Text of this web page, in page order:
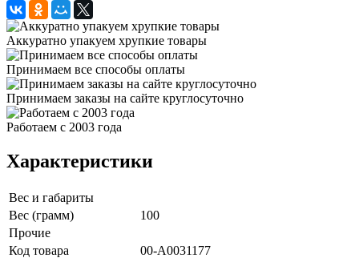
Аккуратно упакуем хрупкие товары
Принимаем все способы оплаты
Принимаем заказы на сайте круглосуточно
Работаем с 2003 года
Характеристики
Вес и габариты
Вес (грамм)
100
Прочие
Код товара
00-А0031177